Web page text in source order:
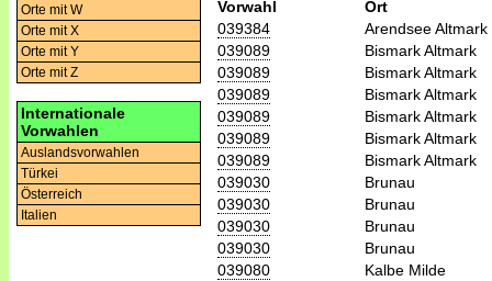
Orte mit W
Orte mit X
Orte mit Y
Orte mit Z
Internationale
Vorwahlen
Auslandsvorwahlen
Türkei
Österreich
Italien
Vorwahl
Ort
039384
Arendsee Altmark
039089
Bismark Altmark
039089
Bismark Altmark
039089
Bismark Altmark
039089
Bismark Altmark
039089
Bismark Altmark
039089
Bismark Altmark
039030
Brunau
039030
Brunau
039030
Brunau
039030
Brunau
039080
Kalbe Milde